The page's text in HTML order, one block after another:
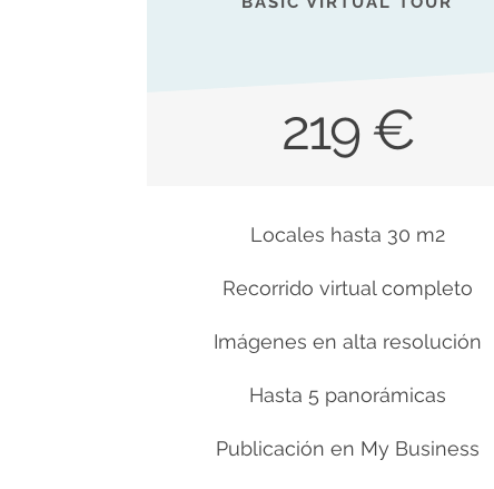
219 €
Locales hasta 30 m2
Recorrido virtual completo
Imágenes en alta resolución
Hasta 5 panorámicas
Publicación en My Business